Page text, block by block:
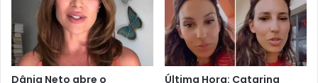
Dânia Neto abre o
Última Hora: Catarina